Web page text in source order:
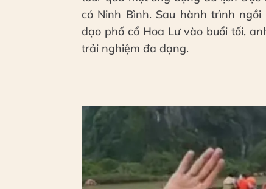
có Ninh Bình. Sau hành trình
dạo phố cổ Hoa Lư vào buổi tối,
trải nghiệm đa dạng.